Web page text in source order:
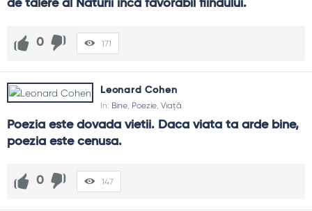
de talere al Naturii încă favorabil fiindului.
0 171
Leonard Cohen
In: Bine, Poezie, Viață
Poezia este dovada vietii. Daca viata ta arde bine,
poezia este cenusa.
0 147